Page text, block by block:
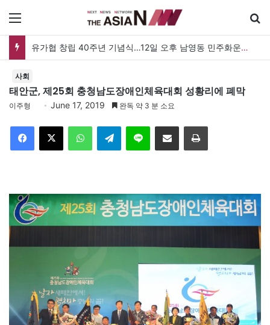
유가협 창립 40주년 기념식…12일 오후 남영동 민주화운동기념관
사회
태안군, 제25회 충청남도장애인체육대회 성황리에 폐막
이주형 June 17, 2019 완독 약 3 분 소요
Telegram 이메일